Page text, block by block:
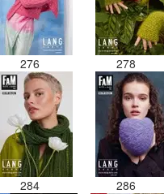
276 278
284 286